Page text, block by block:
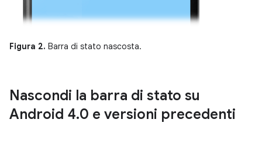
Figura 2. Barra di stato nascosta.
Nascondi la barra di stato su
Android 4.0 e versioni precedenti